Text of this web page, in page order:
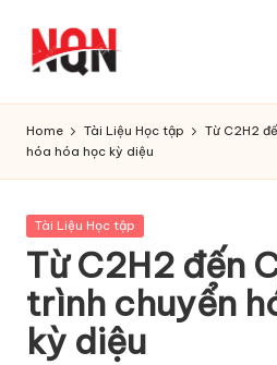
Home Tài Liệu Học tập
Từ C2H2
hóa hóa học kỳ diệu
Posted
Tài Liệu Học tập
Từ C2H2 đến
trình chuyển
kỳ diệu